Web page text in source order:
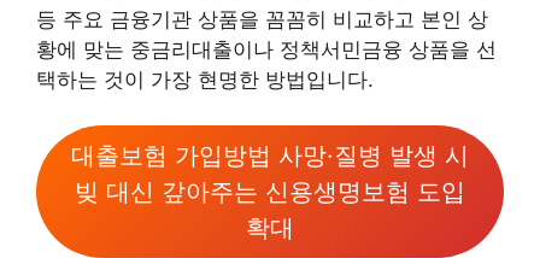
등 주요 금융기관 상품을 꼼꼼히 비교하고 본인 상
황에 맞는 중금리대출이나 정책서민금융 상품을 선
택하는 것이 가장 현명한 방법입니다.
대출보험 가입방법 사망·질병 발생 시
빚 대신 갚아주는 신용생명보험 도입
확대